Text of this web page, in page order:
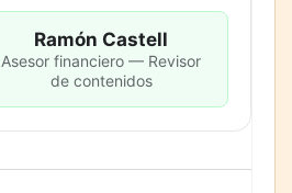
Ramón Castell
Asesor financiero — Revisor
de contenidos